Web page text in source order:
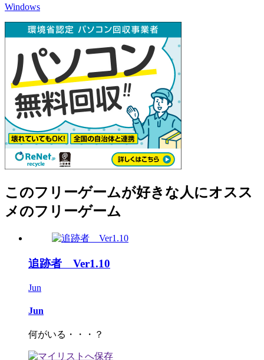
Windows
このフリーゲームが好きな人にオスス
メのフリーゲーム
追跡者 Ver1.10
Jun
Jun
何がいる・・・？